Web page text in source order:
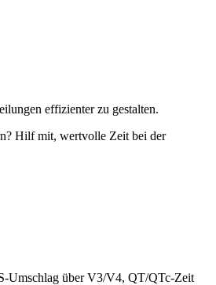
effizienter zu gestalten.
Hilf mit, wertvolle Zeit bei der
Umschlag über V3/V4, QT/QTc-Zeit